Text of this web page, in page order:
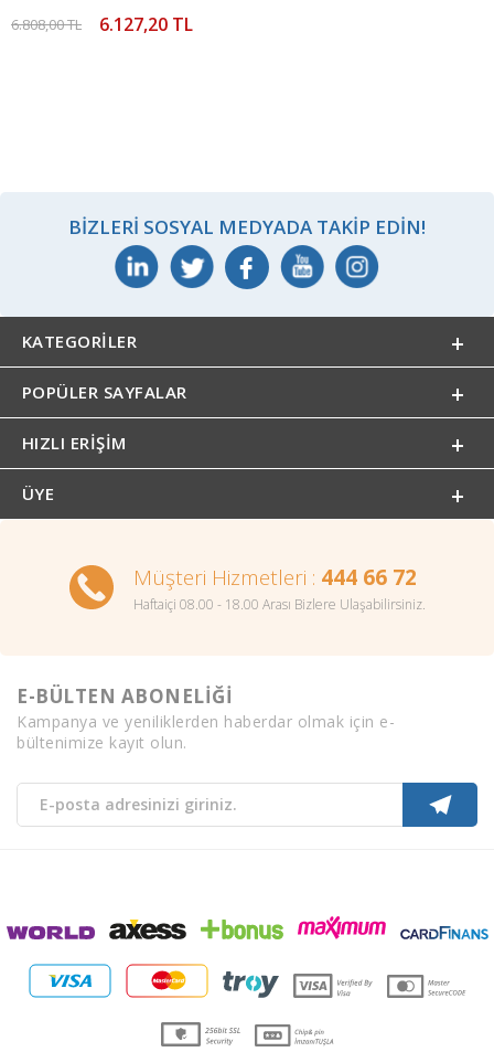
6.808,00 TL 6.127,20 TL
BIZLERI SOSYAL MEDYADA TAKIP EDIN!
KATEGORILER
POPÜLER SAYFALAR
HIZLI ERIŞIM
ÜYE
Müşteri Hizmetleri : 444 66 72
Haftaiçi 08.00 - 18.00 Arası Bizlere Ulaşabilirsiniz.
E-BÜLTEN ABONELİĞİ
Kampanya ve yeniliklerden haberdar olmak için e-
bültenimize kayıt olun.